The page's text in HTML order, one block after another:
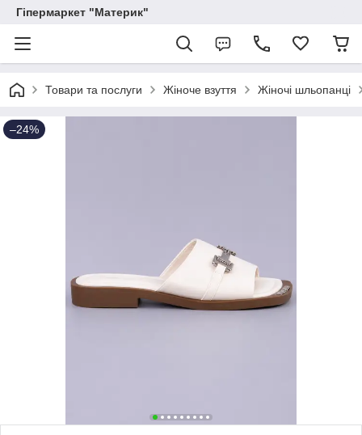
Гіпермаркет "Материк"
Товари та послуги Жіноче взуття Жіночі шльопанці
–24%